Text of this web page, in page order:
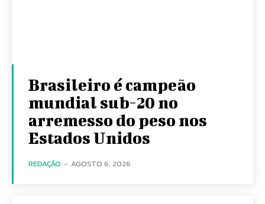
Brasileiro é campeão
mundial sub-20 no
arremesso do peso nos
Estados Unidos
REDAÇÃO - AGOSTO 6, 2026